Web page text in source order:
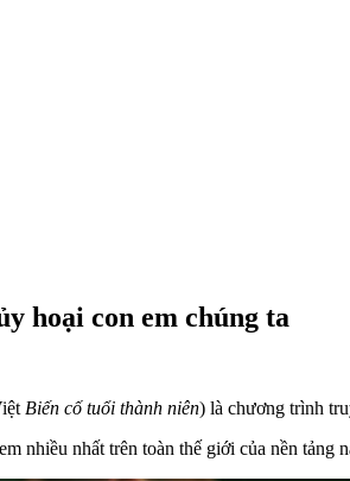
hoại con em chúng ta
Biến cố tuổi thành niên) là chương trình
nhiều nhất trên toàn thế giới của nền tảng